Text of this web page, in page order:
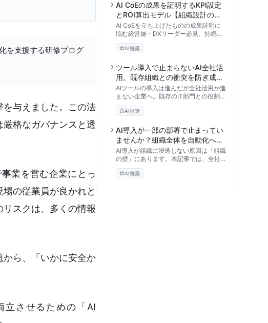
を支援する研修プログ
与えました。この法
格なガバナンスと透
業を営む企業にとっ
の従業員が良かれと
スクは、多くの情報
ら、「いかに安全か
立させるための「AI
AI CoEの成果を証明するKPI設定
とROI算出モデル【組織設計の実
践アプローチ】
AI CoEを立ち上げたものの成果証明に
悩む経営層・DXリーダー必見。持続可
能な組織設計に不可欠な4つのKPIポー
トフォリオと、次年度予算を勝ち取るた
視点から解説します。
AI推奨
ツール導入で止まらないAI全社活
用。既存組織との衝突を防ぎ成果
を最大化する推進体制の作り方
AIツールの導入は進んだが全社活用が進
まない企業へ。既存のIT部門との役割重
複を防ぎ、現場を巻き込むAI CoE（推
進組織）の設計方法を、180日ロードマ
す。
AI推奨
AI導入が一部の部署で止まってい
ませんか？組織全体を自動化へ導
くAI CoE構築術
AI導入が組織に浸透しない原因は「組織
の壁」にあります。本記事では、全社的
な業務自動化を牽引する司令塔「AI
CoE」の4つの組織モデル、業務選定フ
践的な構築手順を専門家の視点から解説
AI推奨